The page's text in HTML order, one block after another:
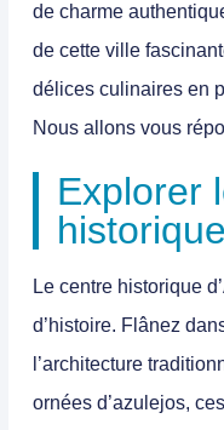
de charme
de cette ville
délices culinaires en
Nous allons vous
Explorer
historique
Le centre historique
d’histoire. Flânez
l’architecture
ornées d’azulejos,